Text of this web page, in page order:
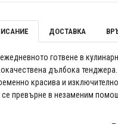
ДОСТАВКА
готвене в
дълбока
красива и
превърне в незаменим